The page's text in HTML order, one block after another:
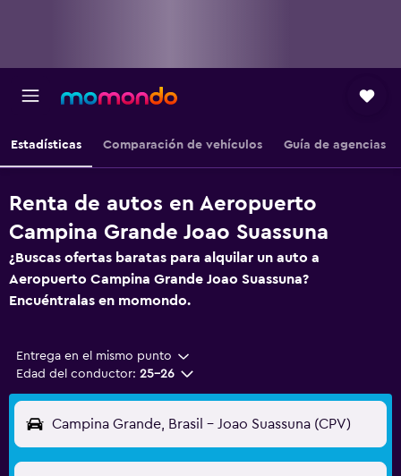
Estadísticas Comparación de vehículos Guía de agencias
Renta de autos en Aeropuerto
Campina Grande Joao Suassuna
¿Buscas ofertas baratas para alquilar un auto a
Aeropuerto Campina Grande Joao Suassuna?
Encuéntralas en momondo.
Entrega en el mismo punto
Edad del conductor: 25-26
Campina Grande, Brasil - Joao Suassuna (CPV)